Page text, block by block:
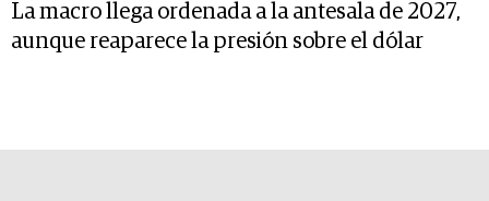
La macro llega ordenada a la antesala de 2027,
aunque reaparece la presión sobre el dólar